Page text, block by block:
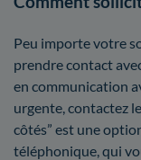
Peu importe votre
prendre contact
en communication
urgente, contactez le
côtés” est une
téléphonique, qui